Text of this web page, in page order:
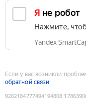
Я не робот
Нажмите,
Yandex
Если у вас возникли
обратной связи
9202184777494194808: